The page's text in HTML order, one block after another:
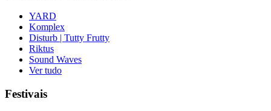
YARD
Komplex
Disturb | Tutty Frutty
Riktus
Sound Waves
Ver tudo
Festivais